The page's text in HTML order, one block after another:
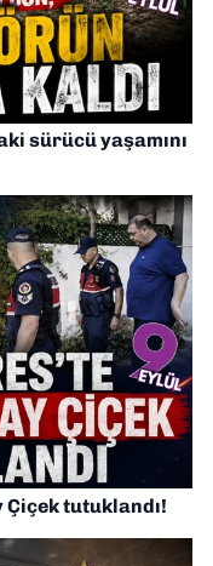
sürücü yaşamını
Çiçek tutuklandı!